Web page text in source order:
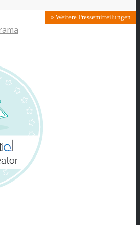
» Weitere Pressemitteilungen